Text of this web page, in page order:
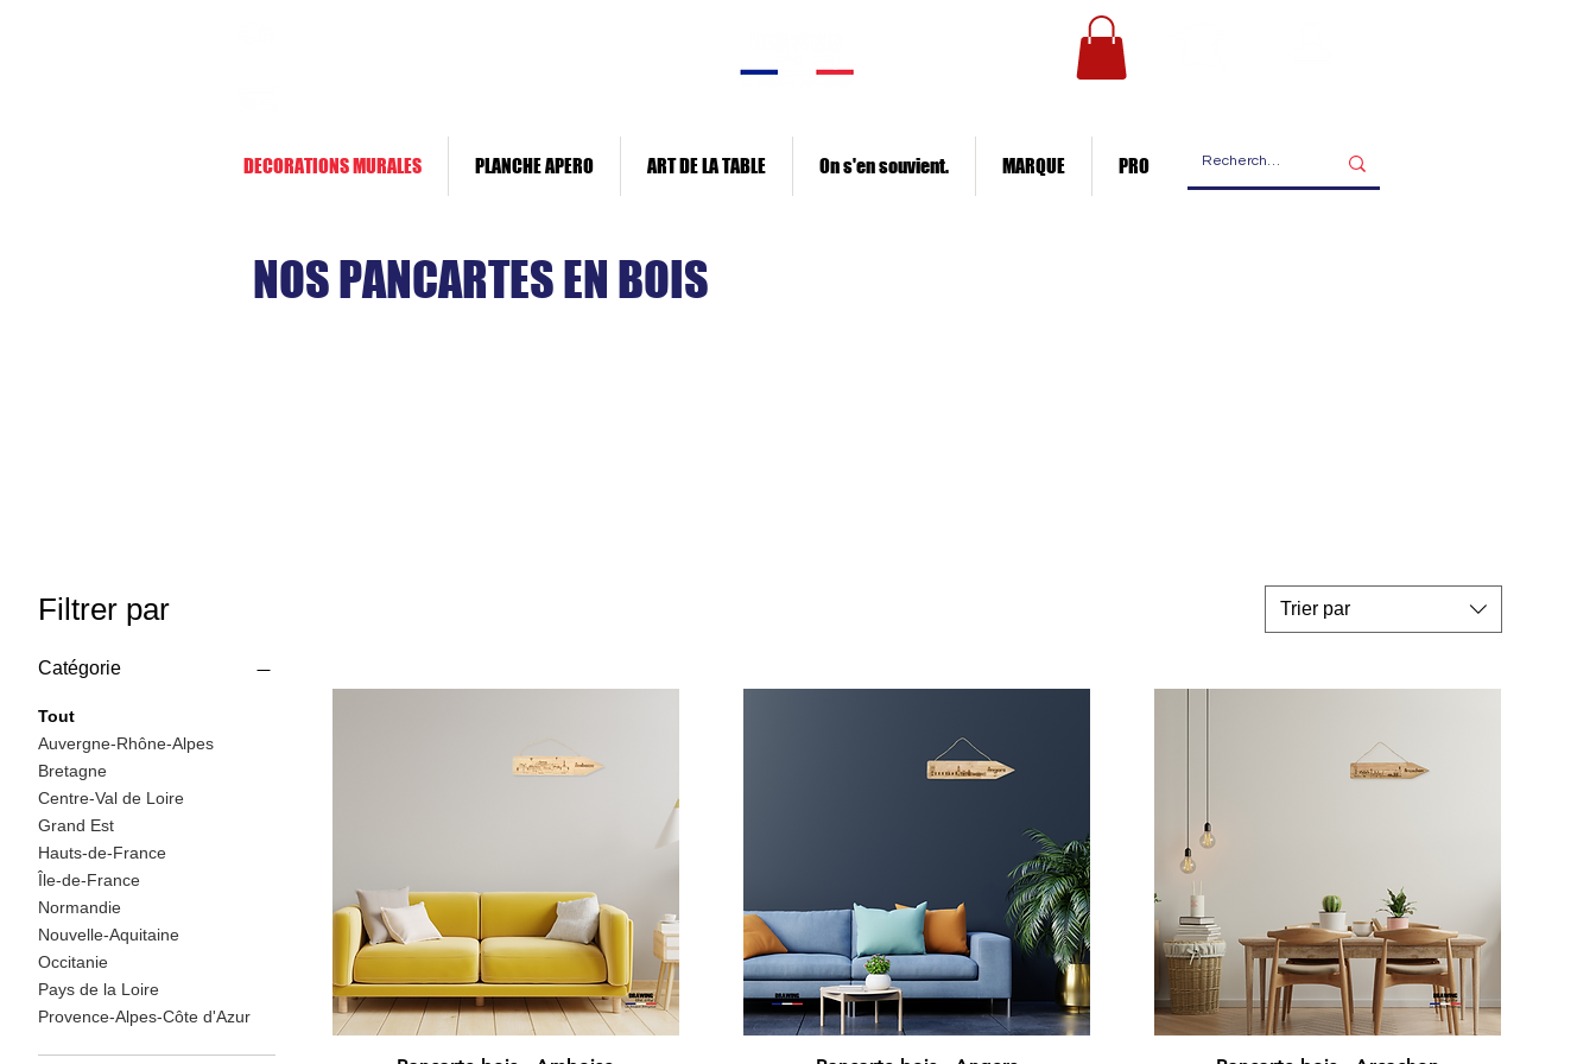
DECORATIONS MURALES PLANCHE APERO ART DE LA TABLE On s'en souvient. MARQUE PRO
NOS PANCARTES EN BOIS
Filtrer par
Catégorie
Tout
Auvergne-Rhône-Alpes
Bretagne
Centre-Val de Loire
Grand Est
Hauts-de-France
Île-de-France
Normandie
Nouvelle-Aquitaine
Occitanie
Pays de la Loire
Provence-Alpes-Côte d'Azur
Trier par